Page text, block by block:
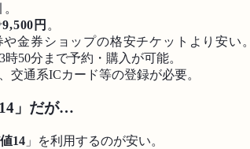
9,500円 。
金券ショップの格安チケットより安い。
50分まで予約・購入が可能。
交通系ICカード等の登録が必要。
」だが…
14 」を利用するのが安い。